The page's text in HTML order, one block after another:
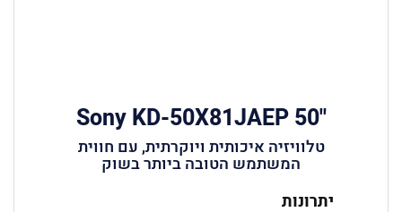
"50 Sony KD-50X81JAEP
טלוויזיה איכותית ויוקרתית, עם חווית
המשתמש הטובה ביותר בשוק
יתרונות